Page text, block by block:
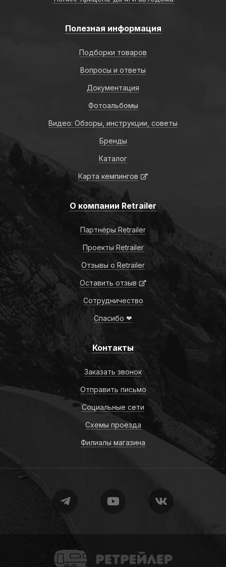
Полезная информация
Подборки товаров
Вопросы и ответы
Документация
Фотоальбомы
Видео: Обзоры, инструкции, советы
Бренды
Каталог
Карта кемпингов
О компании Retrailer
Партнёры Retrailer
Проекты Retrailer
Отзывы о Retrailer
Оставить отзыв
Сотрудничество
Спасибо ❤
Контакты
Заказать звонок
Отправить письмо
Социальные сети
Схемы проезда
Филиалы магазина
Retrailer